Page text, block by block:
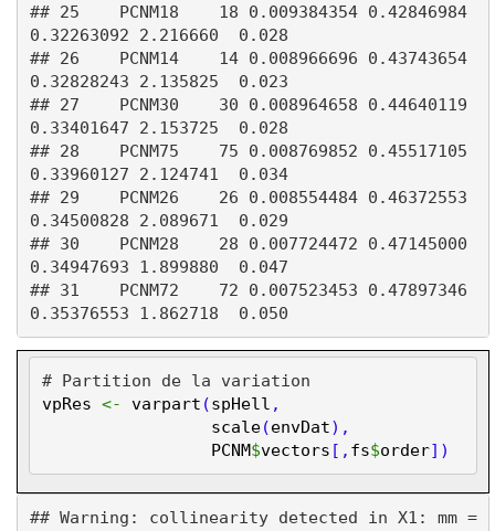
## 25    PCNM18    18 0.009384354 0.42846984
0.32263092 2.216660  0.028
## 26    PCNM14    14 0.008966696 0.43743654
0.32828243 2.135825  0.023
## 27    PCNM30    30 0.008964658 0.44640119
0.33401647 2.153725  0.028
## 28    PCNM75    75 0.008769852 0.45517105
0.33960127 2.124741  0.034
## 29    PCNM26    26 0.008554484 0.46372553
0.34500828 2.089671  0.029
## 30    PCNM28    28 0.007724472 0.47145000
0.34947693 1.899880  0.047
## 31    PCNM72    72 0.007523453 0.47897346
# Partition de la variation
vpRes <- varpart (spHell ,
scale(envDat),
PCNM$vectors [, fs$order])
## Warning: collinearity detected in X1: mm =